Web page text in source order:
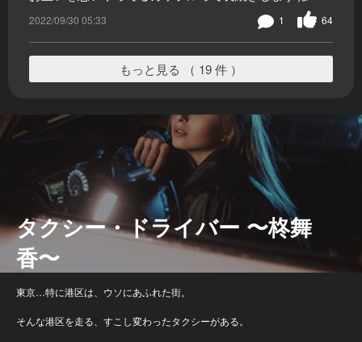
2022/09/30 05:33 64
1
もっと見る （ 19 件 ）
タクシー・ドライバー 〜柊舞
香〜
東京…特に港区は、ウソにあふれた街。
そんな港区を走る、すこし変わったタクシーがある。